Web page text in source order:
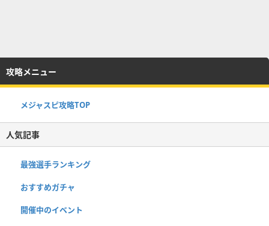
攻略メニュー
メジャスピ攻略TOP
人気記事
最強選手ランキング
おすすめガチャ
開催中のイベント